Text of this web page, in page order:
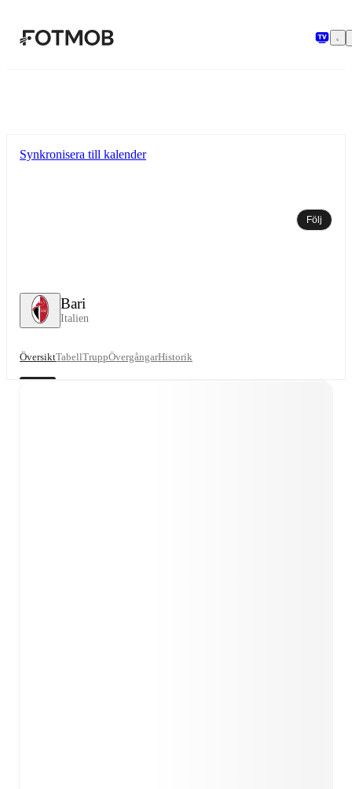
Bari
Italien
Synkronisera till kalender
Följ
ÖversiktTabellTruppÖvergångarHistorik